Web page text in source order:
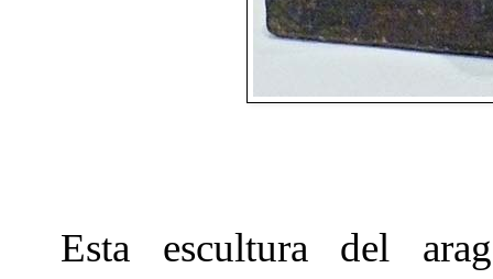
Esta escultura del